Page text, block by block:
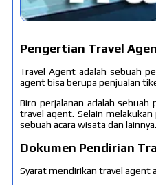
Pengertian Travel
Travel Agent adalah sebuah
agent bisa berupa penjualan
Biro perjalanan adalah sebuah
travel agent. Selain
sebuah acara wisata dan lainnya.
Dokumen Pendirian
Syarat mendirikan travel agent